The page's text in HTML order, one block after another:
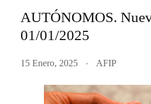
AUTÓNOMOS.
01/01/2025
15 Enero, 2025 AFIP